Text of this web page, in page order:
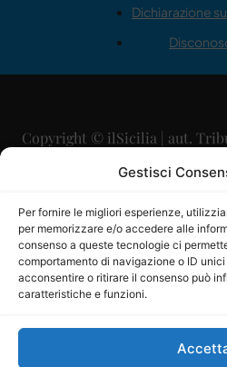
Gestisci
Per fornire le migliori esperienze,
per memorizzare e/o accedere alle
consenso a queste tecnologie ci
comportamento di navigazione o ID
acconsentire o ritirare il consenso può
caratteristiche e funzioni.
Dichiarazione
Copyright © ilSicilia | aut.
29/09/
Direttore Editoriale:
Direttore
P.IVA: